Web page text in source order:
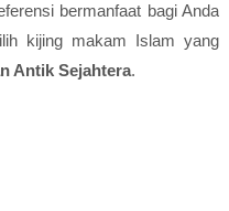
bermanfaat bagi Anda
kijing makam Islam yang
Antik Sejahtera.